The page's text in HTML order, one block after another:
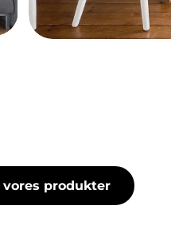
vores produkter